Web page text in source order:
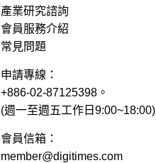
產業研究諮詢
會員服務介紹
常見問題
申請專線：
+886-02-87125398。
(週一至週五工作日9:00~18:00)
會員信箱：
member@digitimes.com